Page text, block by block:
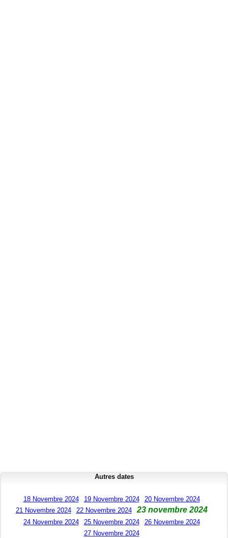
Autres dates
18 Novembre 2024 19 Novembre 2024
20 Novembre 2024
21 Novembre 2024
22 Novembre 2024 23 novembre 2024
24 Novembre 2024 25 Novembre 2024
26 Novembre 2024
27 Novembre 2024